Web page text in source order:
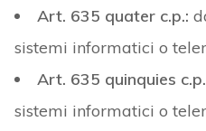
Art. 635 quater c.p.:
sistemi informatici o
Art. 635 quinquies
sistemi informatici o